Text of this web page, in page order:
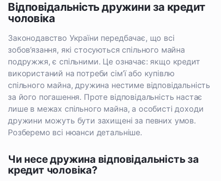
Відповідальність дружини за кредит
чоловіка
Законодавство України передбачає, що всі
зобов’язання, які стосуються спільного майна
подружжя, є спільними. Це означає: якщо кредит
використаний на потреби сім’ї або купівлю
спільного майна, дружина нестиме відповідальність
за його погашення. Проте відповідальність настає
лише в межах спільного майна, а особисті доходи
дружини можуть бути захищені за певних умов.
Розберемо всі нюанси детальніше.
Чи несе дружина відповідальність за
кредит чоловіка?